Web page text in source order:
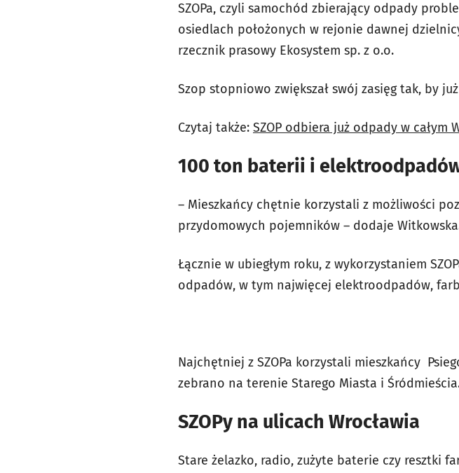
SZOPa, czyli samochód zbierający odpady
osiedlach położonych w rejonie dawnej
rzecznik prasowy Ekosystem sp. z o.o.
Szop stopniowo zwiększał swój zasięg tak, by
Czytaj także: SZOP odbiera już odpady w całym
100 ton baterii i
– Mieszkańcy chętnie korzystali z możliwości
przydomowych pojemników – dodaje
Łącznie w ubiegłym roku, z wykorzystaniem
odpadów, w tym najwięcej elektroodpadów,
Najchętniej z SZOPa korzystali mieszkańcy
zebrano na terenie Starego Miasta i
SZOPy na ulicach Wrocławia
Stare żelazko, radio, zużyte baterie czy resztki